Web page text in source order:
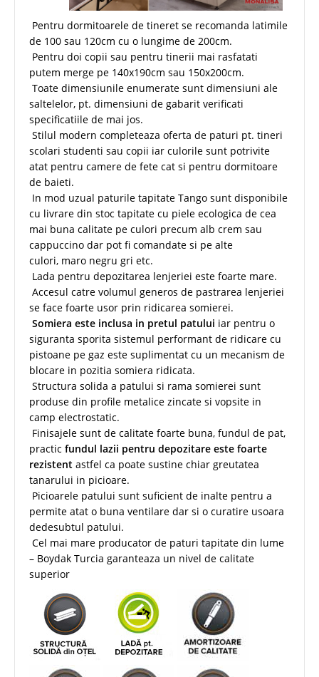
Pentru dormitoarele de tineret se recomanda latimile
de 100 sau 120cm cu o lungime de 200cm.
Pentru doi copii sau pentru tinerii mai rasfatati
putem merge pe 140x190cm sau 150x200cm.
Toate dimensiunile enumerate sunt dimensiuni ale
saltelelor, pt. dimensiuni de gabarit verificati
specificatiile de mai jos.
Stilul modern completeaza oferta de paturi pt. tineri
scolari studenti sau copii iar culorile sunt potrivite
atat pentru camere de fete cat si pentru dormitoare
de baieti.
In mod uzual paturile tapitate Tango sunt disponibile
cu livrare din stoc tapitate cu piele ecologica de cea
mai buna calitate pe culori precum alb crem sau
cappuccino dar pot fi comandate si pe alte
culori, maro negru gri etc.
Lada pentru depozitarea lenjeriei este foarte mare.
Accesul catre volumul generos de pastrarea lenjeriei
se face foarte usor prin ridicarea somierei.
Somiera este inclusa in pretul patului iar pentru o
siguranta sporita sistemul performant de ridicare cu
pistoane pe gaz este suplimentat cu un mecanism de
blocare in pozitia somiera ridicata.
Structura solida a patului si rama somierei sunt
produse din profile metalice zincate si vopsite in
camp electrostatic.
Finisajele sunt de calitate foarte buna, fundul de pat,
practic fundul lazii pentru depozitare este foarte
rezistent astfel ca poate sustine chiar greutatea
tanarului in picioare.
Picioarele patului sunt suficient de inalte pentru a
permite atat o buna ventilare dar si o curatire usoara
dedesubtul patului.
Cel mai mare producator de paturi tapitate din lume
– Boydak Turcia garanteaza un nivel de calitate
superior